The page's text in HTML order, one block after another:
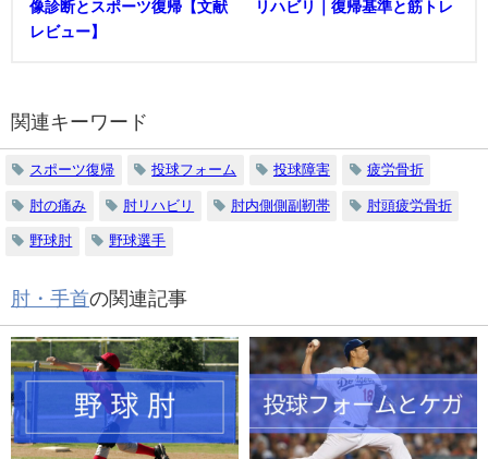
像診断とスポーツ復帰【文献
レビュー】
リハビリ｜復帰基準と筋トレ
関連キーワード
スポーツ復帰 投球フォーム 投球障害 疲労骨折
肘の痛み 肘リハビリ 肘内側側副靭帯 肘頭疲労骨折
野球肘 野球選手
肘・手首の関連記事